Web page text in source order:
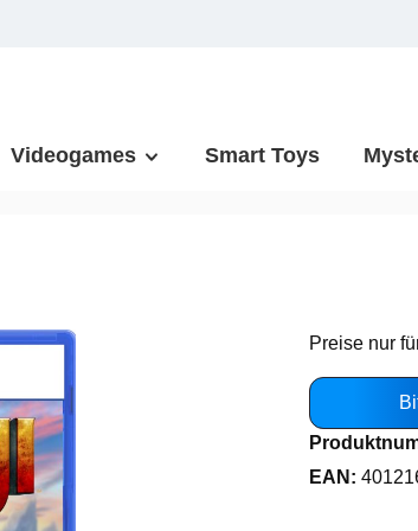
Videogames Smart Toys
Preise nur
EAN: